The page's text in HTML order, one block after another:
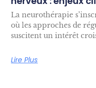
La neurothérapie
où les approches de
suscitent un intérêt
Lire Plus